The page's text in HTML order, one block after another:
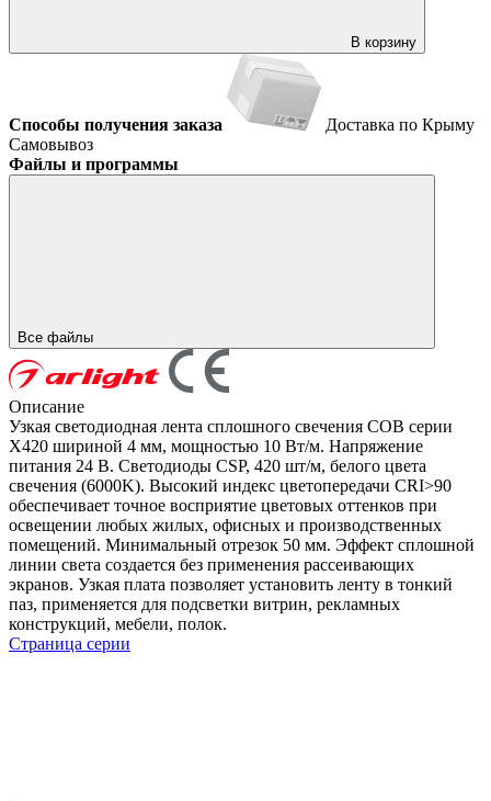
В корзину
Способы получения заказа
Доставка по Крыму
Самовывоз
Файлы и программы
Все файлы
Описание
Узкая светодиодная лента сплошного свечения COB серии
X420 шириной 4 мм, мощностью 10 Вт/м. Напряжение
питания 24 В. Светодиоды CSP, 420 шт/м, белого цвета
свечения (6000K). Высокий индекс цветопередачи CRI>90
обеспечивает точное восприятие цветовых оттенков при
освещении любых жилых, офисных и производственных
помещений. Минимальный отрезок 50 мм. Эффект сплошной
линии света создается без применения рассеивающих
экранов. Узкая плата позволяет установить ленту в тонкий
паз, применяется для подсветки витрин, рекламных
конструкций, мебели, полок.
Страница серии